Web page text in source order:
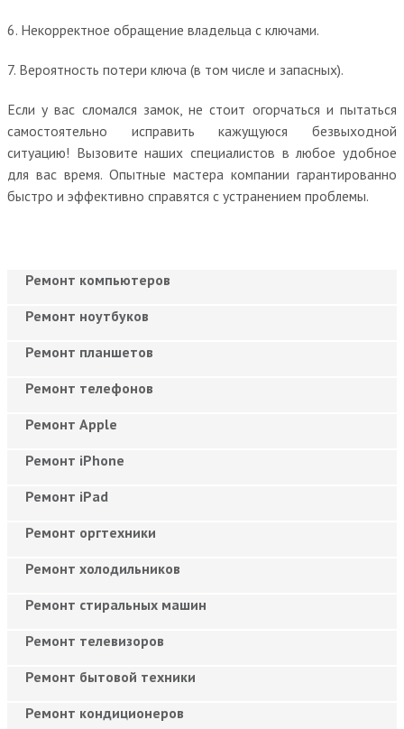
6. Некорректное обращение владельца с ключами.
7. Вероятность потери ключа (в том числе и запасных).
Если у вас сломался замок, не стоит огорчаться и пытаться
самостоятельно исправить кажущуюся безвыходной
ситуацию! Вызовите наших специалистов в любое удобное
для вас время. Опытные мастера компании гарантированно
быстро и эффективно справятся с устранением проблемы.
Ремонт компьютеров
Ремонт ноутбуков
Ремонт планшетов
Ремонт телефонов
Ремонт Apple
Ремонт iPhone
Ремонт iPad
Ремонт оргтехники
Ремонт холодильников
Ремонт стиральных машин
Ремонт телевизоров
Ремонт бытовой техники
Ремонт кондиционеров